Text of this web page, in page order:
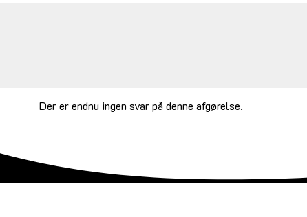
Der er endnu ingen svar på denne afgørelse.